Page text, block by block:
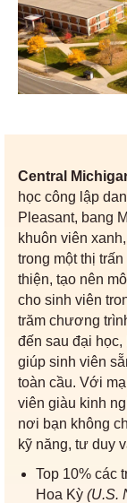
Central
học công lập
Pleasant, bang
khuôn viên
trong một thị
thiện, tạo nên
cho sinh viên
trăm chương
đến sau đại
giúp sinh viên
toàn cầu. Với
viên giàu kinh
nơi bạn không
kỹ năng, tư duy
Top 10% các
Hoa Kỳ (U.S.